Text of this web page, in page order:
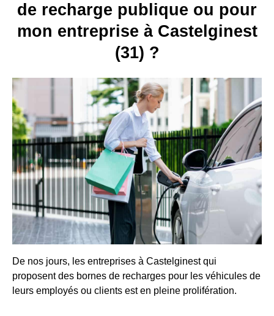
de recharge publique ou pour
mon entreprise à Castelginest
(31) ?
De nos jours, les entreprises à Castelginest qui
proposent des bornes de recharges pour les véhicules de
leurs employés ou clients est en pleine prolifération.